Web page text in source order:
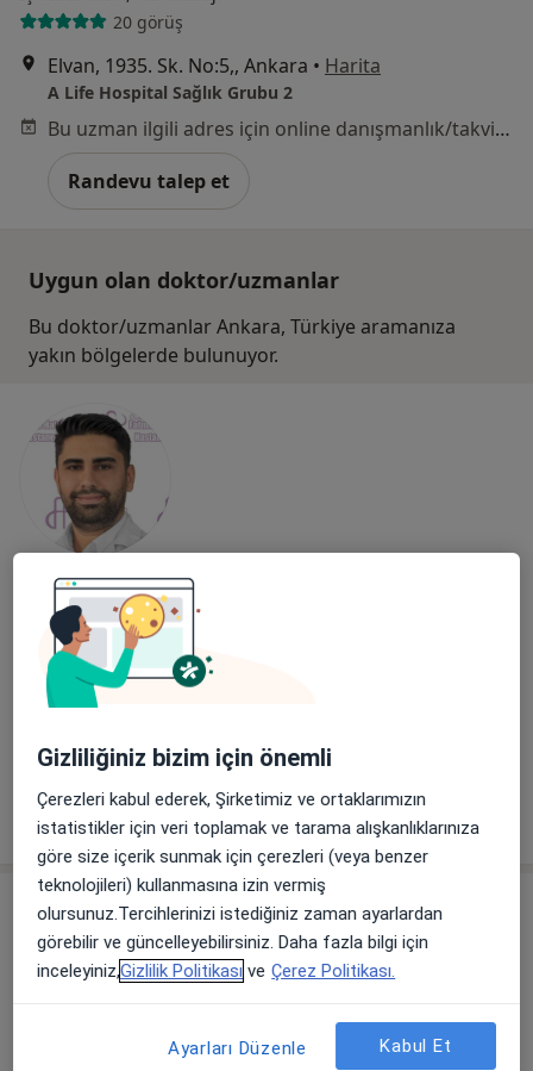
20 görüş
Elvan, 1935. Sk. No:5,, Ankara • Harita
A Life Hospital Sağlık Grubu 2
Bu uzman ilgili adres için online danışmanlık/takvim sunmuyor.
Randevu talep et
Uygun olan doktor/uzmanlar
Bu doktor/uzmanlar Ankara, Türkiye aramanıza
yakın bölgelerde bulunuyor.
Uzm. Dr. Süleyman Emre Dede
İç hastalıkları
26 görüş
Tabaklar, Hastane Cd. No:23,, Bolu
Randevu talep et
Gizliliğiniz bizim için önemli
Çerezleri kabul ederek, Şirketimiz ve ortaklarımızın
istatistikler için veri toplamak ve tarama alışkanlıklarınıza
göre size içerik sunmak için çerezleri (veya benzer
teknolojileri) kullanmasına izin vermiş
olursunuz.Tercihlerinizi istediğiniz zaman ayarlardan
görebilir ve güncelleyebilirsiniz. Daha fazla bilgi için
inceleyiniz,Gizlilik Politikası ve Çerez Politikası.
Ayarları Düzenle Kabul Et